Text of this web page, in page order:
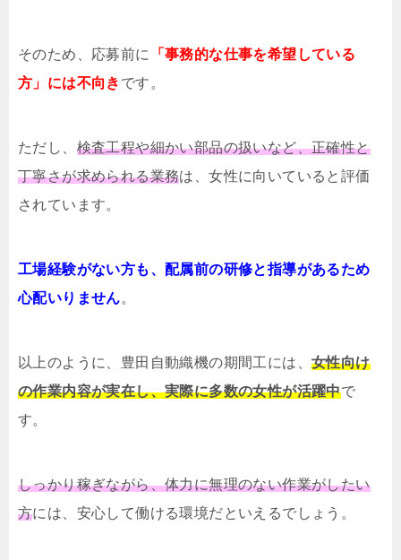
そのため、応募前に
「事務的な仕事を希望している
方」には不向き です。
ただし、 検査工程や細かい部品の扱いなど、正確性と
丁寧さが求められる業務は、女性に向いていると評価
されています。
工場経験がない方も、配属前の研修と指導があるため
心配いりません。
以上のように、豊田自動織機の期間工には、女性向け
の作業内容が実在し、実際に多数の女性が活躍中で
す。
しっかり稼ぎながら、体力に無理のない作業がしたい
方には、安心して働ける環境だといえるでしょう。